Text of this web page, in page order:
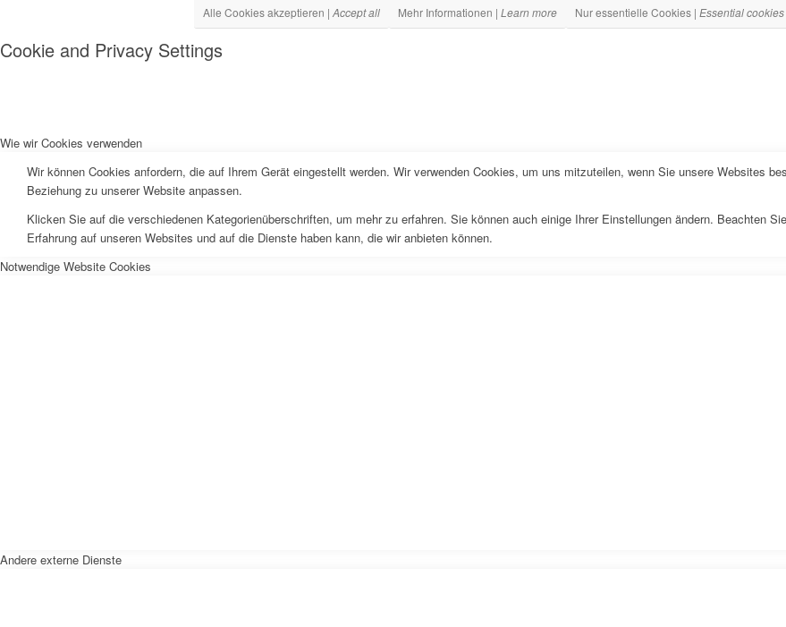
Alle Cookies akzeptieren | Accept all Mehr Informationen | Learn more Nur essentielle Cookies | Essential
Cookie and Privacy Settings
Wie wir Cookies verwenden
Wir können Cookies anfordern, die auf Ihrem Gerät eingestellt werden. Wir verwenden Cookies, um uns mitzuteilen, wenn Sie unsere Websites
Beziehung zu unserer Website anpassen.
Klicken Sie auf die verschiedenen Kategorienüberschriften, um mehr zu erfahren. Sie können auch einige Ihrer Einstellungen ändern. Beachten
Erfahrung auf unseren Websites und auf die Dienste haben kann, die wir anbieten können.
Notwendige Website Cookies
Andere externe Dienste